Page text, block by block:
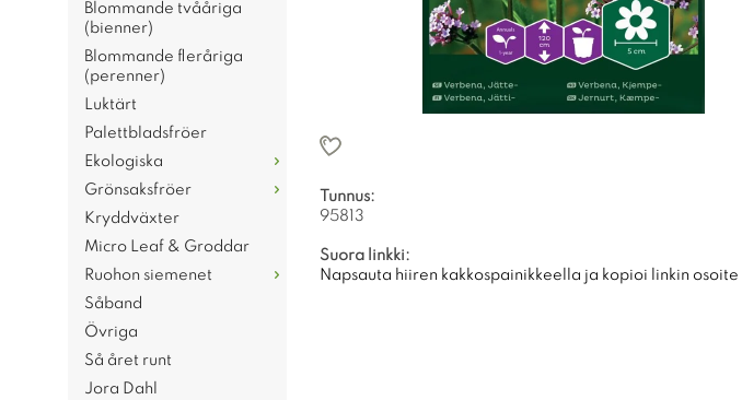
Blommande tvååriga
(bienner)
Blommande fleråriga
(perenner)
Luktärt
Palettbladsfröer
Ekologiska
Grönsaksfröer
Kryddväxter
Micro Leaf & Groddar
Ruohon siemenet
Såband
Övriga
Så året runt
Jora Dahl
Tunnus:
95813
Suora linkki:
Napsauta hiiren kakkospainikkeella ja kopioi linkin osoite